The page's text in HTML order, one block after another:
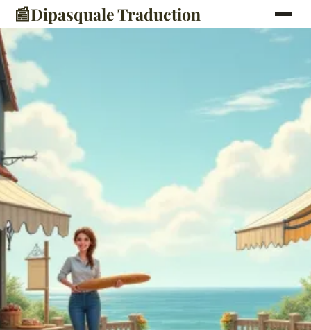
📰Dipasquale Traduction